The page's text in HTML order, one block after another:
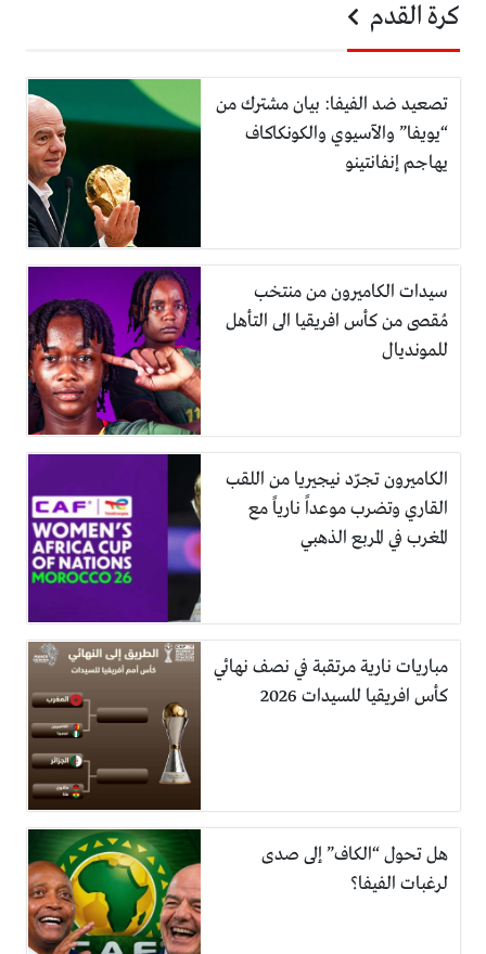
كرة القدم
تصعيد ضد الفيفا: بيان مشترك من
“يويفا” والآسيوي والكونكاكاف
يهاجم إنفانتينو
سيدات الكاميرون من منتخب
مُقصى من كأس افريقيا الى التأهل
للمونديال
الكاميرون تجرّد نيجيريا من اللقب
القاري وتضرب موعداً نارياً مع
المغرب في المربع الذهبي
مباريات نارية مرتقبة في نصف نهائي
كأس افريقيا للسيدات 2026
هل تحول “الكاف” إلى صدى
لرغبات الفيفا؟